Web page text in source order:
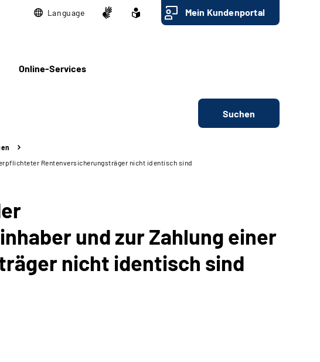
Language Mein Kundenportal
Online-Services
Suchen
Rentenversicherungsträger nicht identisch sind
und zur Zahlung einer
nicht identisch sind